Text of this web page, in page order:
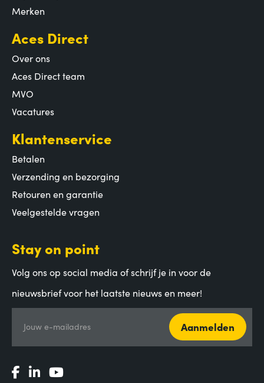
Merken
Aces Direct
Over ons
Aces Direct team
MVO
Vacatures
Klantenservice
Betalen
Verzending en bezorging
Retouren en garantie
Veelgestelde vragen
Stay on point
Volg ons op social media of schrijf je in voor de
nieuwsbrief voor het laatste nieuws en meer!
Jouw e-mailadres Aanmelden